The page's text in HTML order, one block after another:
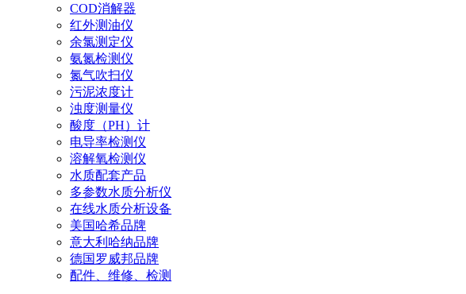
COD消解器
红外测油仪
余氯测定仪
氨氮检测仪
氮气吹扫仪
污泥浓度计
浊度测量仪
酸度（PH）计
电导率检测仪
溶解氧检测仪
水质配套产品
多参数水质分析仪
在线水质分析设备
美国哈希品牌
意大利哈纳品牌
德国罗威邦品牌
配件、维修、检测